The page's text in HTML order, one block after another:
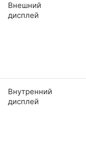
Внешний
дисплей
Внутренний
дисплей